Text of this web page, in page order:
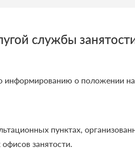
службы
информированию о положении
пунктах,
занятости.